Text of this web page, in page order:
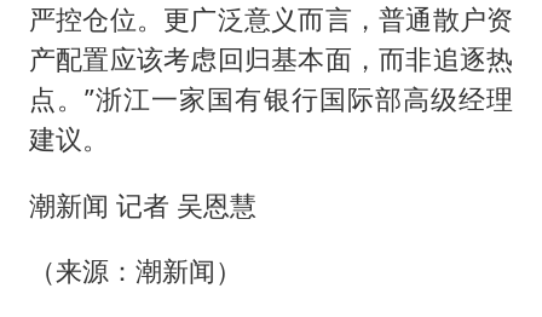
严控仓位。更广泛意义而言，普通散户资
产配置应该考虑回归基本面，而非追逐热
点。”浙江一家国有银行国际部高级经理
建议。
潮新闻 记者 吴恩慧
（来源：潮新闻）